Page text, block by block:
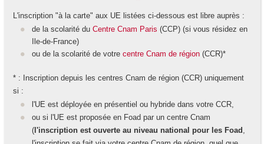
L'inscription "à la carte" aux UE listées ci-dessous est libre auprès :
de la scolarité du Centre Cnam Paris (CCP) (si vous résidez en
Ile-de-France)
ou de la scolarité de votre centre Cnam de région (CCR)*
* : Inscription depuis les centres Cnam de région (CCR) uniquement
si :
l'UE est déployée en présentiel ou hybride dans votre CCR,
ou si l'UE est proposée en Foad par un centre Cnam
( l'inscription est ouverte au niveau national pour les Foad